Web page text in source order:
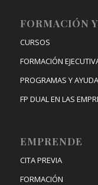
FORMACIÓN
CURSOS
FORMACIÓN
PROGRAMAS Y
FP DUAL EN LAS
EMPRENDE
CITA PREVIA
FORMACIÓN